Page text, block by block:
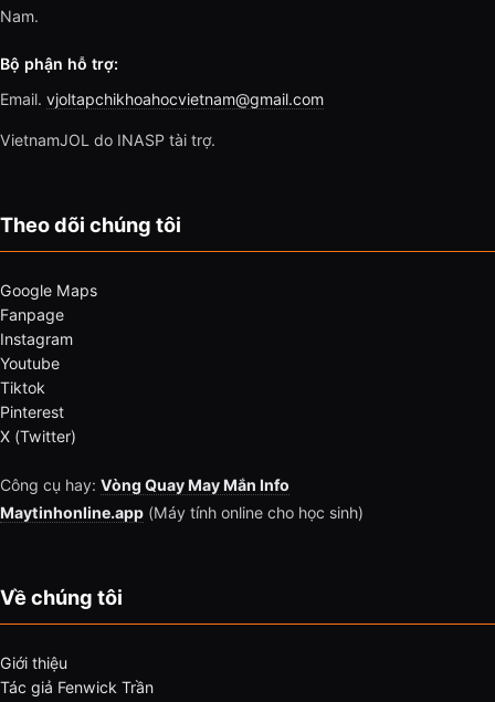
Nam.
Bộ phận hỗ trợ:
Email. vjoltapchikhoahocvietnam@gmail.com
VietnamJOL do INASP tài trợ.
Theo dõi chúng tôi
Google Maps
Fanpage
Instagram
Youtube
Tiktok
Pinterest
X (Twitter)
Công cụ hay: Vòng Quay May Mắn Info
Maytinhonline.app (Máy tính online cho học sinh)
Về chúng tôi
Giới thiệu
Tác giả Fenwick Trần